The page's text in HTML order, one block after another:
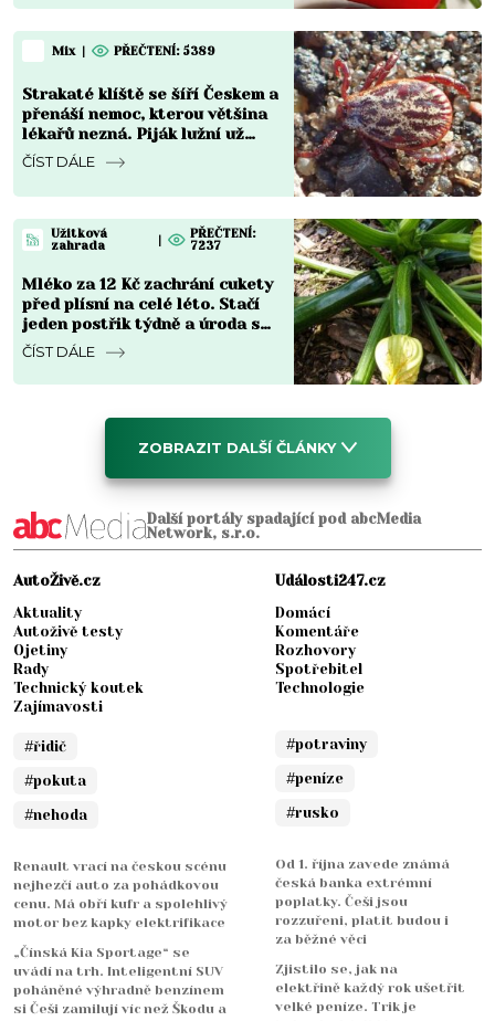
Mix | PŘEČTENÍ: 5389
Strakaté klíště se šíří Českem a
přenáší nemoc, kterou většina
lékařů nezná. Piják lužní už
není jen na Moravě
ČÍST DÁLE
Užitková
zahrada
|
PŘEČTENÍ:
7237
Mléko za 12 Kč zachrání cukety
před plísní na celé léto. Stačí
jeden postřik týdně a úroda se
zdvojnásobí
ČÍST DÁLE
ZOBRAZIT DALŠÍ ČLÁNKY
Další portály spadající pod abcMedia
Network, s.r.o.
AutoŽivě.cz
Aktuality
Autoživě testy
Ojetiny
Rady
Technický koutek
Zajímavosti
#řidič
#pokuta
#nehoda
Renault vrací na českou scénu
nejhezčí auto za pohádkovou
cenu. Má obří kufr a spolehlivý
motor bez kapky elektrifikace
„Čínská Kia Sportage“ se
uvádí na trh. Inteligentní SUV
poháněné výhradně benzínem
si Češi zamilují víc než Škodu a
Události247.cz
Domácí
Komentáře
Rozhovory
Spotřebitel
Technologie
#potraviny
#peníze
#rusko
Od 1. října zavede známá
česká banka extrémní
poplatky. Češi jsou
rozzuřeni, platit budou i
za běžné věci
Zjistilo se, jak na
elektřině každý rok ušetřit
velké peníze. Trik je